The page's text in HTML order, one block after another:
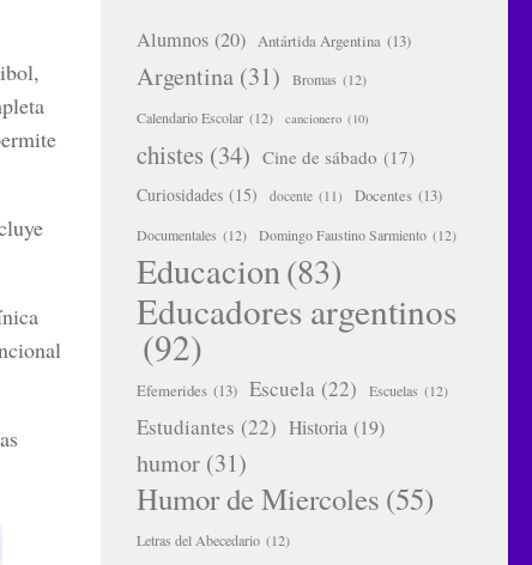
Alumnos (20) Antártida Argentina (13)
Argentina (31) Bromas (12)
Calendario Escolar (12) cancionero (10)
chistes (34) Cine de sábado (17)
Curiosidades (15) docente (11) Docentes (13)
Documentales (12) Domingo Faustino Sarmiento (12)
Educacion(83)
Educadores argentinos
(92)
Efemerides (13) Escuela (22) Escuelas (12)
Estudiantes (22) Historia (19)
humor (31)
Humor de Miercoles (55)
Letras del Abecedario (12)